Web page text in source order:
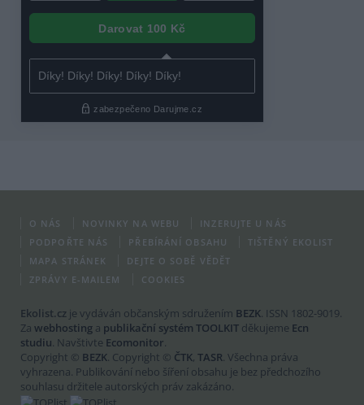
O NÁS NOVINKY NA WEBU
INZERUJTE U NÁS
PODPOŘTE NÁS
PŘEBÍRÁNÍ OBSAHU
TIŠTĚNÝ EKOLIST
MAPA STRÁNEK
DEJTE O SOBĚ VĚDĚT
ZPRÁVY E-MAILEM
COOKIES
Ekolist.cz je vydáván občanským sdružením BEZK. ISSN 1802-9019.
Za webhosting a publikační systém TOOLKIT děkujeme Ecn
studiu. Navštivte Ecomonitor.
Copyright © BEZK. Copyright © ČTK, TASR. Všechna práva
vyhrazena. Publikování nebo šíření obsahu je bez předchozího
souhlasu držitele autorských práv zakázáno.